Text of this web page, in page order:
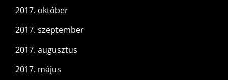
2017. október
2017. szeptember
2017. augusztus
2017. május